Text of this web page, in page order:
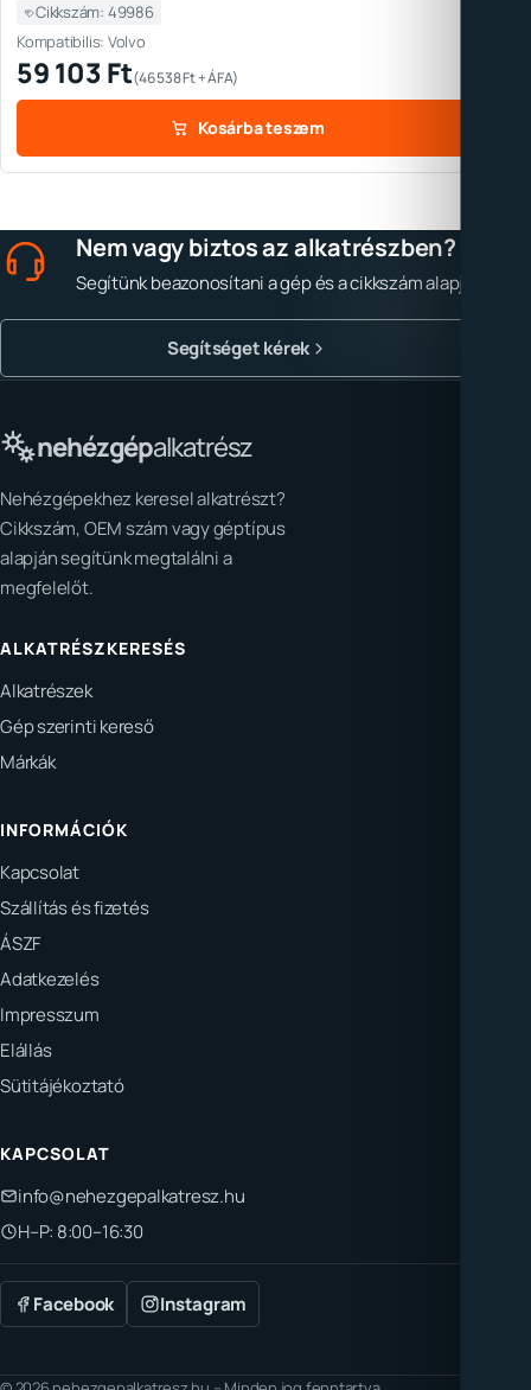
Cikkszám: 49986
Kompatibilis: Volvo
59 103Ft(46 538Ft+ ÁFA)
Kosárba teszem
Nem vagy biztos az alkatrészben?
Segítünk beazonosítani a gép és a cikkszám alapján.
Segítséget kérek
nehézgépalkatrész
Nehézgépekhez keresel alkatrészt?
Cikkszám, OEM szám vagy géptípus
alapján segítünk megtalálni a
megfelelőt.
ALKATRÉSZKERESÉS
Alkatrészek
Gép szerinti kereső
Márkák
INFORMÁCIÓK
Kapcsolat
Szállítás és fizetés
ÁSZF
Adatkezelés
Impresszum
Elállás
Sütitájékoztató
KAPCSOLAT
info@nehezgepalkatresz.hu
H–P: 8:00–16:30
Facebook Instagram